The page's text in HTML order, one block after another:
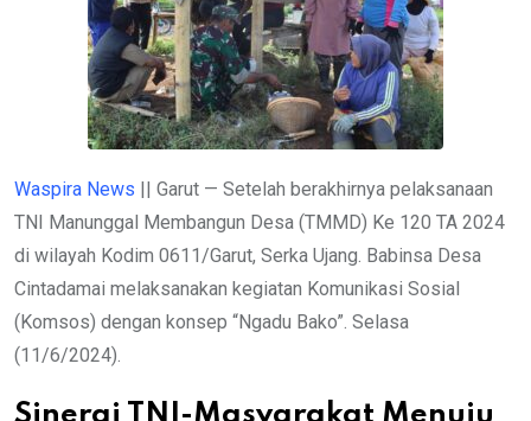
Waspira News || Garut — Setelah berakhirnya pelaksanaan
TNI Manunggal Membangun Desa (TMMD) Ke 120 TA 2024
di wilayah Kodim 0611/Garut, Serka Ujang. Babinsa Desa
Cintadamai melaksanakan kegiatan Komunikasi Sosial
(Komsos) dengan konsep “Ngadu Bako”. Selasa
(11/6/2024).